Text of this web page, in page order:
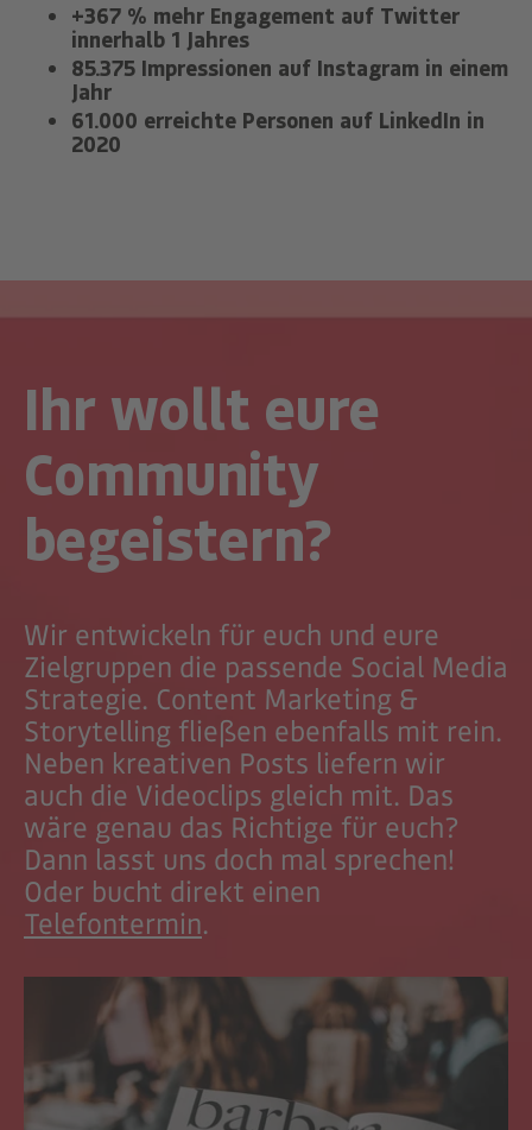
+367 % mehr Engagement auf Twitter
innerhalb 1 Jahres
85.375 Impressionen auf Instagram in einem
Jahr
61.000 erreichte Personen auf LinkedIn in
2020
Ihr wollt eure
Community
begeistern?
Wir entwickeln für euch und eure
Zielgruppen die passende Social Media
Strategie. Content Marketing &
Storytelling fließen ebenfalls mit rein.
Neben kreativen Posts liefern wir
auch die Videoclips gleich mit. Das
wäre genau das Richtige für euch?
Dann lasst uns doch mal sprechen!
Oder bucht direkt einen
Telefontermin.